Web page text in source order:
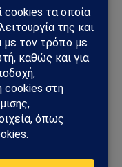
Αραβία και
– Οι επιπτώσεις
Η Meridiam παίρνει
στο
μεγάλη
Ερυθρά Θάλασσα και